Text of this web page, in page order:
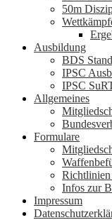
50m
Ausbildung
BDS
IPSC
IPSC
Allgemeines
Formulare
Richtlinien
Infos zur
Impressum